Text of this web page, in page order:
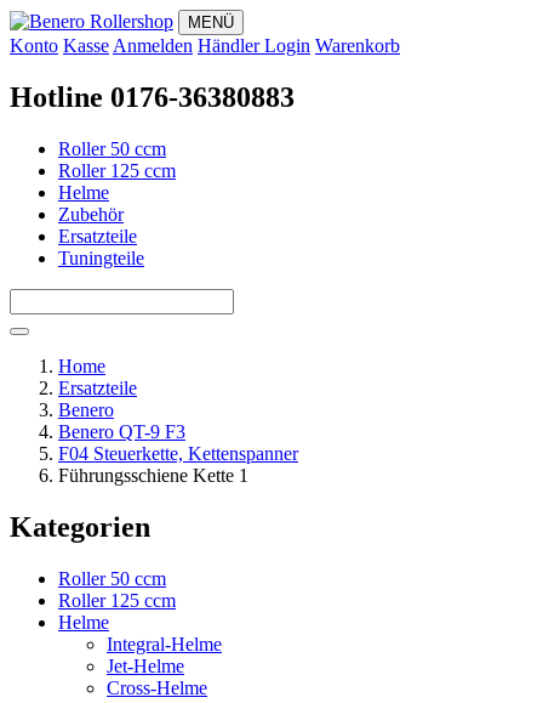
MENÜ
Konto Kasse Anmelden Händler Login Warenkorb
Hotline 0176-36380883
Roller 50 ccm
Roller 125 ccm
Helme
Zubehör
Ersatzteile
Tuningteile
Home
Ersatzteile
Benero
Benero QT-9 F3
F04 Steuerkette, Kettenspanner
Führungsschiene Kette 1
Kategorien
Roller 50 ccm
Roller 125 ccm
Helme
Integral-Helme
Jet-Helme
Cross-Helme